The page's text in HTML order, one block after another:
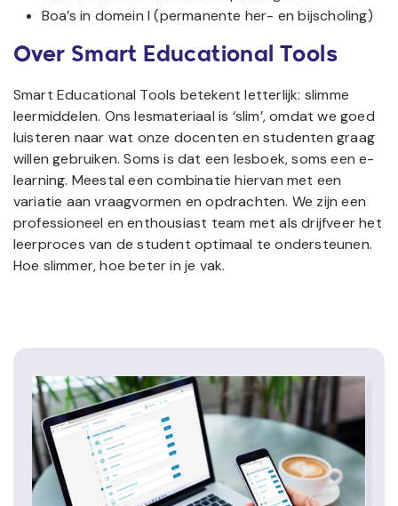
Boa’s in domein I (permanente her- en bijscholing)
Over Smart Educational Tools
Smart Educational Tools betekent letterlijk: slimme
leermiddelen. Ons lesmateriaal is ‘slim’, omdat we goed
luisteren naar wat onze docenten en studenten graag
willen gebruiken. Soms is dat een lesboek, soms een e-
learning. Meestal een combinatie hiervan met een
variatie aan vraagvormen en opdrachten. We zijn een
professioneel en enthousiast team met als drijfveer het
leerproces van de student optimaal te ondersteunen.
Hoe slimmer, hoe beter in je vak.